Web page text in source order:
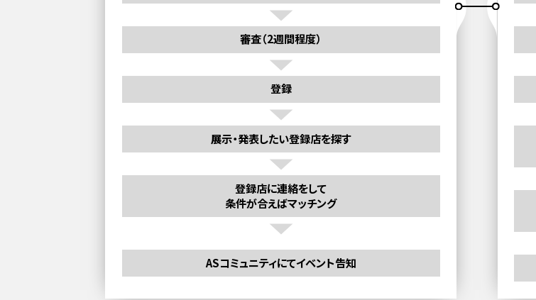
審査（2週間程度）
登録
展示・発表したい登録店を探す
登録店に連絡をして
条件が合えばマッチング
ASコミュニティにてイベント告知